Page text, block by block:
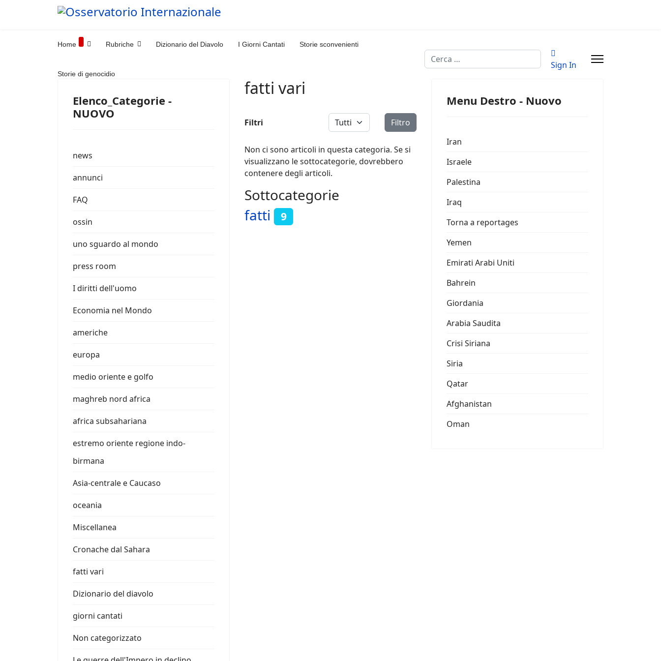
Home Rubriche Dizionario del Diavolo I Giorni Cantati Storie sconvenienti
Storie di genocidio
Cerca
Sign In
Elenco_Categorie -
NUOVO
news
annunci
FAQ
ossin
uno sguardo al mondo
press room
I diritti dell'uomo
Economia nel Mondo
americhe
europa
medio oriente e golfo
maghreb nord africa
africa subsahariana
estremo oriente regione indo-
birmana
Asia-centrale e Caucaso
oceania
Miscellanea
Cronache dal Sahara
fatti vari
Dizionario del diavolo
giorni cantati
Non categorizzato
fatti vari
Filtri Visualizza # Filtro
Non ci sono articoli in questa categoria. Se si
visualizzano le sottocategorie, dovrebbero
contenere degli articoli.
Sottocategorie
fatti
9
Menu Destro - Nuovo
Iran
Israele
Palestina
Iraq
Torna a reportages
Yemen
Emirati Arabi Uniti
Bahrein
Giordania
Arabia Saudita
Crisi Siriana
Siria
Qatar
Afghanistan
Oman